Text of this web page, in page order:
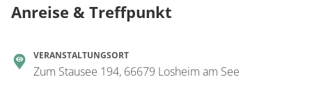
Anreise & Treffpunkt
VERANSTALTUNGSORT
Zum Stausee 194, 66679 Losheim am See